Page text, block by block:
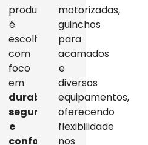
produto
é
escolhido
com
foco
em
durabilidade,
segurança
e
conforto
motorizadas,
guinchos
para
acamados
e
diversos
equipamentos,
oferecendo
flexibilidade
nos